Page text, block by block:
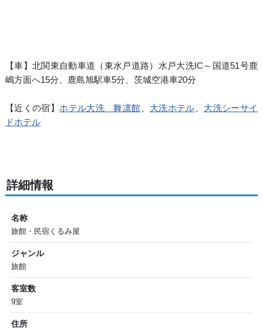
【車】北関東自動車道（東水戸道路）水戸大洗IC～国道51号鹿
嶋方面へ15分、鹿島旭駅車5分、茨城空港車20分
【近くの宿】 ホテル大洗 舞凛館 大洗ホテル
大洗シーサイ
ドホテル
詳細情報
名称
旅館・民宿くるみ屋
ジャンル
旅館
客室数
9室
住所